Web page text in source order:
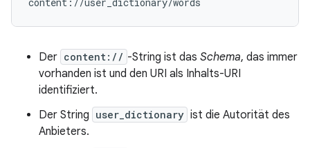
Der content:// -String ist das Schema, das immer
vorhanden ist und den URI als Inhalts-URI
identifiziert.
Der String user_dictionary ist die Autorität des
Anbieters.